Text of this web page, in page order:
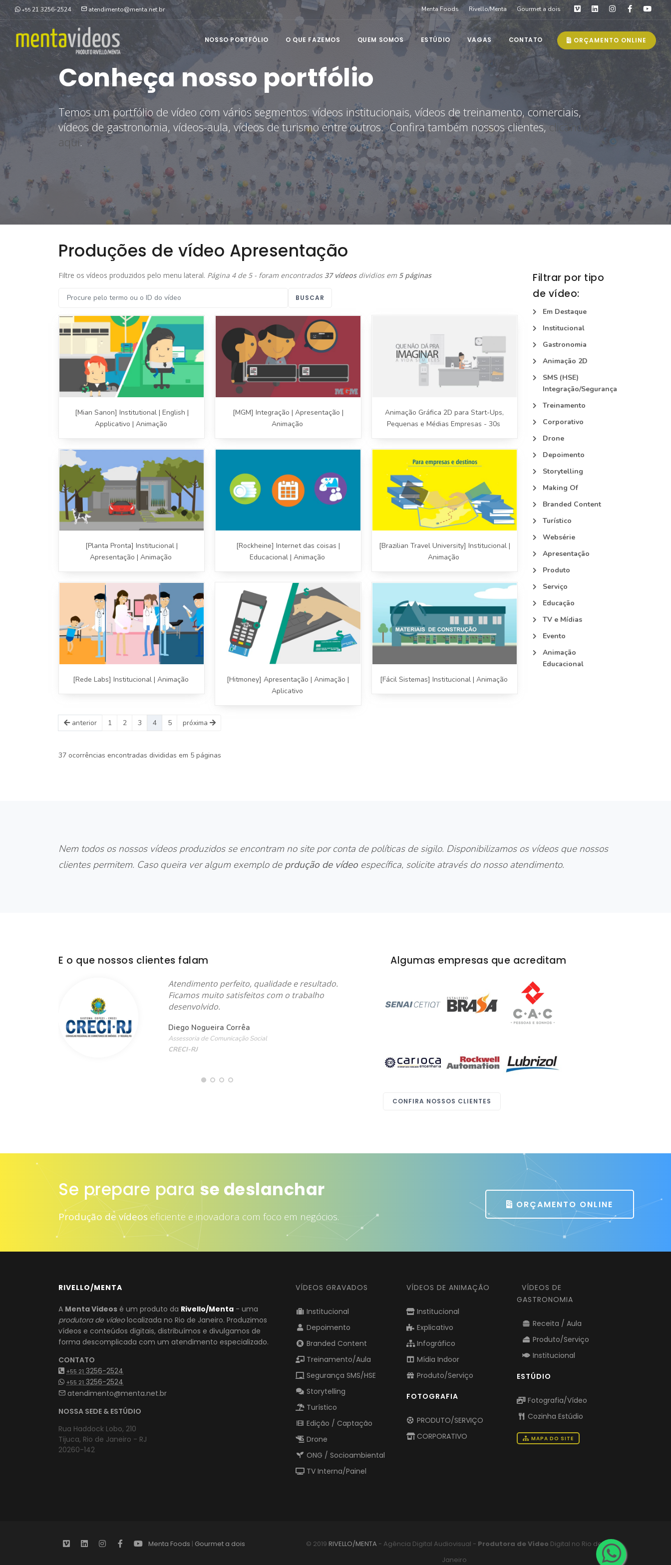
+55 21 3256-2524 atendimento@menta.net.br Menta Foods Rivello/Menta Gourmet a dois
ORÇAMENTO ONLINE
NOSSO PORTFÓLIO O QUE FAZEMOS QUEM SOMOS ESTÚDIO VAGAS CONTATO
Conheça nosso portfólio
Temos um portfólio de vídeo com vários segmentos: vídeos institucionais, vídeos de treinamento, comerciais,
vídeos de gastronomia, vídeos-aula, vídeos de turismo entre outros. Confira também nossos clientes,clicando
aqui.
Produções de vídeo Apresentação
Filtre os vídeos produzidos pelo menu lateral. Página 4 de 5 - foram encontrados 37 vídeos dividios em 5 páginas
BUSCAR
[Mian Sanon] Institutional | English |
Applicativo | Animação
[MGM] Integração | Apresentação |
Animação
Animação Gráfica 2D para Start-Ups,
Pequenas e Médias Empresas - 30s
[Planta Pronta] Institucional |
Apresentação | Animação
[Rockheine] Internet das coisas |
Educacional | Animação
[Brazilian Travel University] Institucional |
Animação
[Rede Labs] Institucional | Animação
[Hitmoney] Apresentação | Animação |
Aplicativo
[Fácil Sistemas] Institucional | Animação
anterior 1 2 3 4 5 próxima
37 ocorrências encontradas divididas em 5 páginas
Filtrar por tipo
de vídeo:
Em Destaque
Institucional
Gastronomia
Animação 2D
SMS (HSE)
Integração/Segurança
Treinamento
Corporativo
Drone
Depoimento
Storytelling
Making Of
Branded Content
Turístico
Websérie
Apresentação
Produto
Serviço
Educação
TV e Mídias
Evento
Animação
Educacional
Nem todos os nossos vídeos produzidos se encontram no site por conta de políticas de sigilo. Disponibilizamos os vídeos que nossos
clientes permitem. Caso queira ver algum exemplo deprdução de vídeo específica, solicite através do nosso atendimento.
E o que nossos clientes falam
Atendimento perfeito, qualidade e resultado.
Ficamos muito satisfeitos com o trabalho
desenvolvido.
Diego Nogueira Corrêa
Assessoria de Comunicação Social
CRECI-RJ
Uma empresa cortês, pontual e
comprometida com a qualidade de seus
Outros pontos que destaco é a rapidez, e a
transparência em suas relações com seus
Fabrimar
Algumas empresas que acreditam
CONFIRA NOSSOS CLIENTES
Se prepare para atrair mais clientes
Produção de vídeos eficiente e inovadora com foco em negócios.
ORÇAMENTO ONLINE
RIVELLO/MENTA
A Menta Videos é um produto da Rivello/Menta - uma
produtora de vídeolocalizada no Rio de Janeiro. Produzimos
vídeos e conteúdos digitais, distribuímos e divulgamos de
forma descomplicada com um atendimento especializado.
CONTATO
+55 213256-2524
+55 213256-2524
atendimento@menta.net.br
NOSSA SEDE & ESTÚDIO
Rua Haddock Lobo, 210
Tijuca, Rio de Janeiro - RJ
20260-142
VÍDEOS GRAVADOS
Institucional
Depoimento
Branded Content
Treinamento/Aula
Segurança SMS/HSE
Storytelling
Turístico
Edição / Captação
Drone
ONG / Socioambiental
TV Interna/Painel
VÍDEOS DE ANIMAÇÃO
Institucional
Explicativo
Infográfico
Mídia Indoor
Produto/Serviço
FOTOGRAFIA
PRODUTO/SERVIÇO
CORPORATIVO
VÍDEOS DE
GASTRONOMIA
Receita / Aula
Produto/Serviço
Institucional
ESTÚDIO
Fotografia/Vídeo
Cozinha Estúdio
MAPA DO SITE
Menta Foods | Gourmet a dois © 2019 RIVELLO/MENTA - Agência Digital Audiovisual - Produtora de Vídeo Digital no Rio de
Janeiro